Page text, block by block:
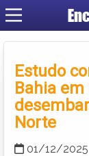
Estudo
Bahia
Norte
01/12/2025